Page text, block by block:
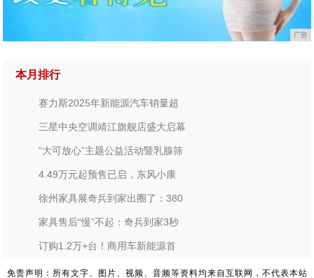
广告
本月排行
赛力斯2025年新能源汽车销量超
三星中央空调靖江旗舰店盛大启幕
“大可放心”主题公益活动暨乳腺筛
4.49万元起预售已启，东风小康
徐州家具展奇兵到家出圈了：380
家具售后“慢”不起：奇兵到家3秒
订购1.2万+台！商用车新能源首
免责声明：所有文字、图片、视频、音频等资料均来自互联网，不代表本站